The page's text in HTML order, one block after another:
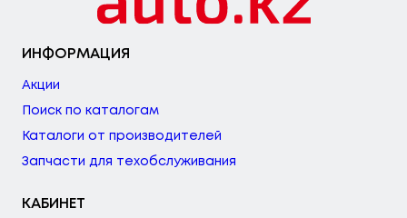
ИНФОРМАЦИЯ
Акции
Поиск по каталогам
Каталоги от производителей
Запчасти для техобслуживания
КАБИНЕТ